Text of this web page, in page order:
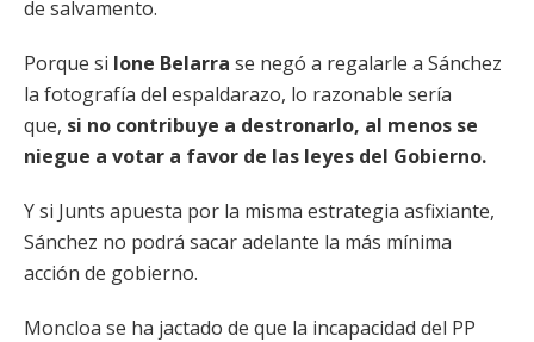
de salvamento.
Porque si Ione Belarra se negó a regalarle a Sánchez
la fotografía del espaldarazo, lo razonable sería
que, si no contribuye a destronarlo, al menos se
niegue a votar a favor de las leyes del Gobierno.
Y si Junts apuesta por la misma estrategia asfixiante,
Sánchez no podrá sacar adelante la más mínima
acción de gobierno.
Moncloa se ha jactado de que la incapacidad del PP